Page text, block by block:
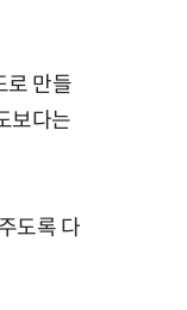
로 만들
보다는
도록 다